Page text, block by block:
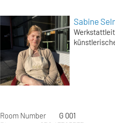
Sabine
Room Number
G 001